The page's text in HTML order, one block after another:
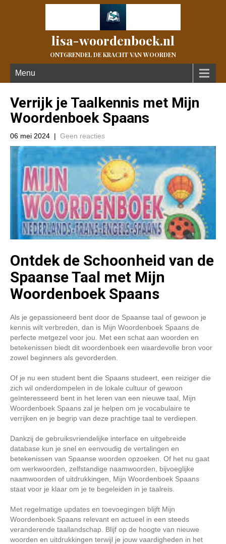
lisa-woordenboek.nl
ONTGRENDEL DE KRACHT VAN WOORDEN
Menu
Verrijk je Taalkennis met Mijn
Woordenboek Spaans
06 mei 2024 | Geen reacties
Ontdek de Schoonheid van de
Spaanse Taal met Mijn
Woordenboek Spaans
Als je gepassioneerd bent door de Spaanse taal of gewoon je
kennis wilt verbreden, dan is Mijn Woordenboek Spaans de
perfecte metgezel voor jou. Met een schat aan woorden en
betekenissen biedt dit woordenboek een waardevolle bron voor
zowel beginners als gevorderden.
Of je nu een student bent die Spaans studeert, een reiziger die
zich wil onderdompelen in de lokale cultuur of gewoon
geïnteresseerd bent in het leren van een nieuwe taal, Mijn
Woordenboek Spaans zal je helpen om je vocabulaire te
verrijken en je begrip van deze prachtige taal te verdiepen.
Dankzij de gebruiksvriendelijke interface en uitgebreide
database kun je snel en eenvoudig de vertalingen en
betekenissen van Spaanse woorden opzoeken. Of het nu gaat
om werkwoorden, zelfstandige naamwoorden, bijvoeglijke
naamwoorden of uitdrukkingen, Mijn Woordenboek Spaans
staat voor je klaar om je te begeleiden in je taalreis.
Met regelmatige updates en toevoegingen blijft Mijn
Woordenboek Spaans relevant en actueel in een steeds
veranderende taallandschap. Blijf op de hoogte van nieuwe
woorden en uitdrukkingen terwijl je jouw vaardigheden in het